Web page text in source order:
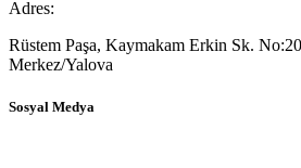
Adres:
Rüstem Paşa, Kaymakam Erkin Sk.
Merkez/Yalova
Sosyal Medya